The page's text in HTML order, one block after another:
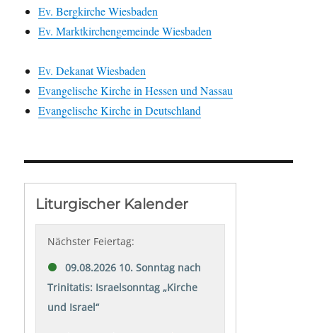
Ev. Bergkirche Wiesbaden
Ev. Marktkirchengemeinde Wiesbaden
Ev. Dekanat Wiesbaden
Evangelische Kirche in Hessen und Nassau
Evangelische Kirche in Deutschland